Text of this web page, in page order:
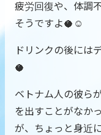
疲労回復や、体調
そうですよ🥥☺
ドリンクの後には
🥥
ベトナム人の彼ら
を出すことがなか
が、ちょっと身近